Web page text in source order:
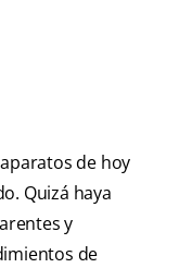
de hoy
Quizá haya
y
de